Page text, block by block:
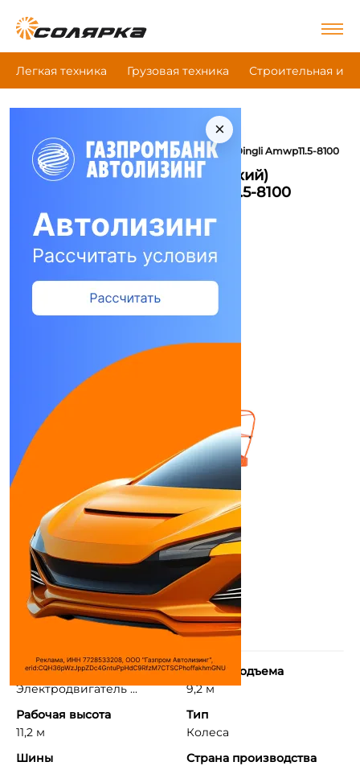
Легкая техника Грузовая техника Строительная и
×
Главная
Мачтовый (телескопический) подъёмник Dingli Amwp11.5-8100
Мачтовый (телескопический)
подъёмник Dingli Amwp11.5-8100
Сравнить
Тип двигателя
Электродвигатель ...
Высота подъема
9,2 м
Рабочая высота
11,2 м
Тип
Колеса
Шины
Страна производства